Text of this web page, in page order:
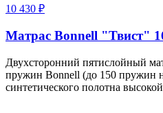
10 430 ₽
Матрас Bonnell "Твист"
Двухсторонний пятислойный
пружин Bonnell (до 150 пружин
синтетического полотна